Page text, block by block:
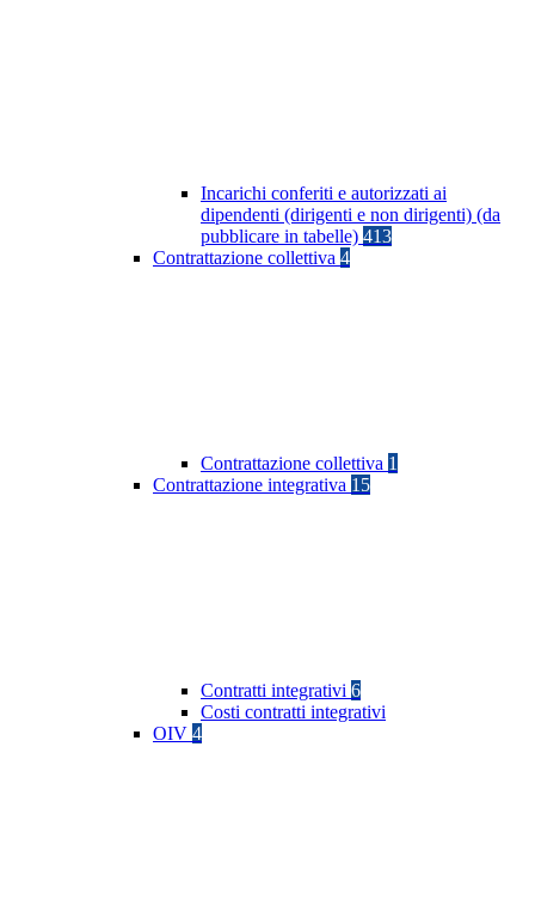
Incarichi conferiti e autorizzati ai
dipendenti (dirigenti e non dirigenti) (da
pubblicare in tabelle) 413
Contrattazione collettiva 4
Contrattazione collettiva 1
Contrattazione integrativa 15
Contratti integrativi 6
Costi contratti integrativi
OIV 4